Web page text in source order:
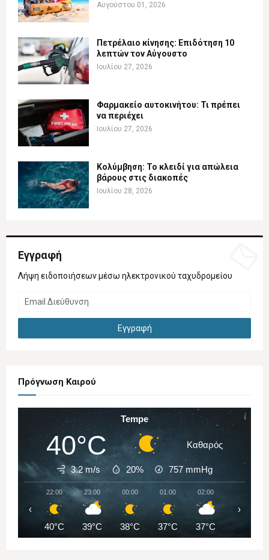
Αυγούστου 01, 2026
Πετρέλαιο κίνησης: Επιδότηση 10
λεπτών τον Αύγουστο
Ιουλίου 27, 2026
Φαρμακείο αυτοκινήτου: Τι πρέπει
να περιέχει
Ιουλίου 27, 2026
Κολύμβηση: Το κλειδί για απώλεια
βάρους στις διακοπές
Ιουλίου 28, 2026
Εγγραφή
Λήψη ειδοποιήσεων μέσω ηλεκτρονικού ταχυδρομείου
Πρόγνωση Καιρού
Tempe
40°C Καθαρός
3.2 m/s 20% 757 mmHg
22:00
40°C
23:00
39°C
00:00
38°C
01:00
37°C
02:00
37°C
‹ ›